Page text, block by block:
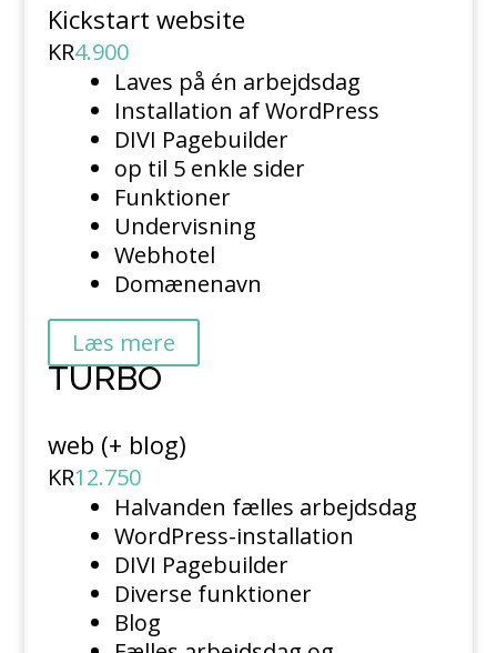
Kickstart website
KR4.900
Laves på én arbejdsdag
Installation af WordPress
DIVI Pagebuilder
op til 5 enkle sider
Funktioner
Undervisning
Webhotel
Domænenavn
Læs mere
TURBO
web (+ blog)
KR12.750
Halvanden fælles arbejdsdag
WordPress-installation
DIVI Pagebuilder
Diverse funktioner
Blog